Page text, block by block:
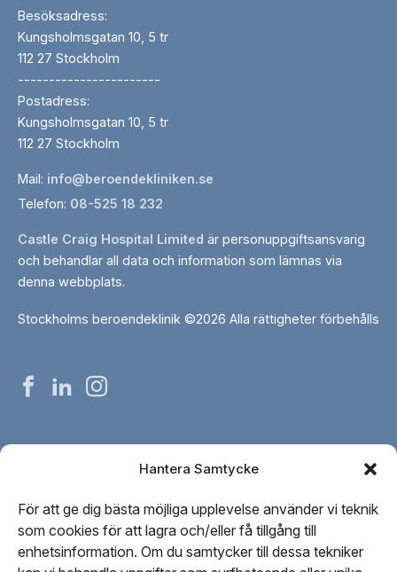
Hantera Samtycke
För att ge dig bästa möjliga upplevelse använder vi teknik
som cookies för att lagra och/eller få tillgång till
enhetsinformation. Om du samtycker till dessa tekniker
Besöksadress:
Kungsholmsgatan 10, 5 tr
112 27 Stockholm
-----------------------
Postadress:
Kungsholmsgatan 10, 5 tr
112 27 Stockholm
Mail: info@beroendekliniken.se
Telefon: 08-525 18 232
Castle Craig Hospital Limited är personuppgiftsansvarig
och behandlar all data och information som lämnas via
denna webbplats.
Stockholms beroendeklinik ©2026 Alla rättigheter förbehålls
Stockholms
Stockholms
Stockholms
Kontakta oss
Vår redaktionella process